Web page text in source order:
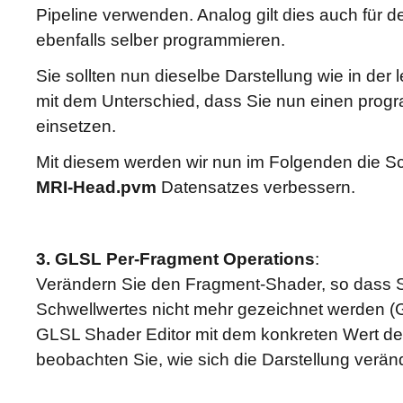
Pipeline verwenden. Analog gilt dies auch für
ebenfalls selber programmieren.
Sie sollten nun dieselbe Darstellung wie in der
mit dem Unterschied, dass Sie nun einen
einsetzen.
Mit diesem werden wir nun im Folgenden die
MRI-Head.pvm Datensatzes verbessern.
3. GLSL Per-Fragment Operations:
Verändern Sie den Fragment-Shader, so dass
Schwellwertes nicht mehr gezeichnet werden
GLSL Shader Editor mit dem konkreten Wert
beobachten Sie, wie sich die Darstellung